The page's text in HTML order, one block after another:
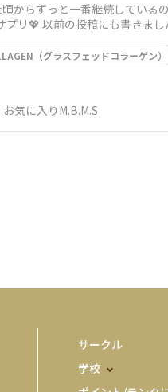
からずっと一番継続している
リ💖 以前の投稿にも書きま
（グラスフェッドコラーゲン）
お気に入りM.B.M.S
サークル
学校